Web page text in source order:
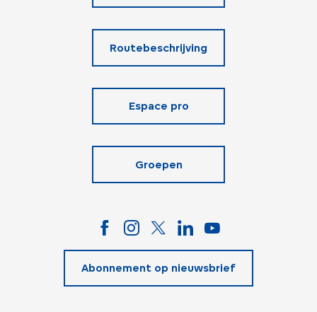
Routebeschrijving
Espace pro
Groepen
Abonnement op nieuwsbrief